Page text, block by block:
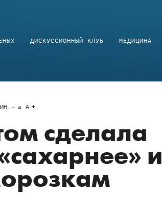
ДИСКУССИОННЫЙ КЛУБ МЕДИЦИНА
a A
сделала
и